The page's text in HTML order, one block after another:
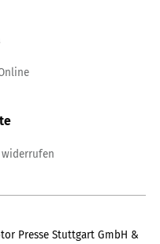
widerrufen
Presse Stuttgart GmbH &